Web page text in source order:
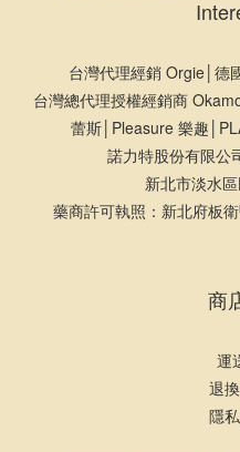
台灣代理經銷 Orgie│德
台灣總代理授權經銷商
蕾斯│Pleasure 樂趣
諾力特股份有限公
新北市淡水
藥商許可執照：新北府板
商
運
退
隱